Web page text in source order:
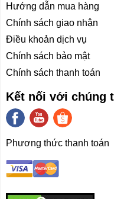
Hướng dẫn mua hàng
Chính sách giao nhận
Điều khoản dịch vụ
Chính sách bảo mật
Chính sách thanh toán
Kết nối với chúng
Phương thức thanh toán